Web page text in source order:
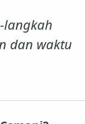
langkah
dan waktu